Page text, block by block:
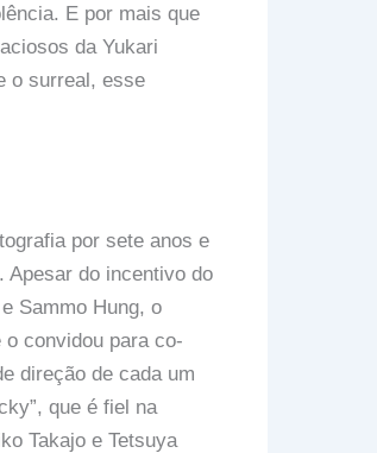
E por mais que
da Yukari
o surreal, esse
por sete anos e
Apesar do incentivo do
Sammo Hung, o
convidou para co-
direção de cada um
que é fiel na
Takajo e Tetsuya